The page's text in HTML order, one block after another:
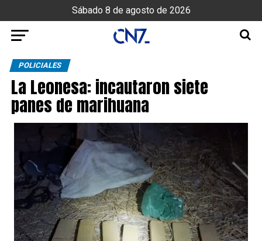
Sábado 8 de agosto de 2026
POLICIALES
La Leonesa: incautaron siete
panes de marihuana